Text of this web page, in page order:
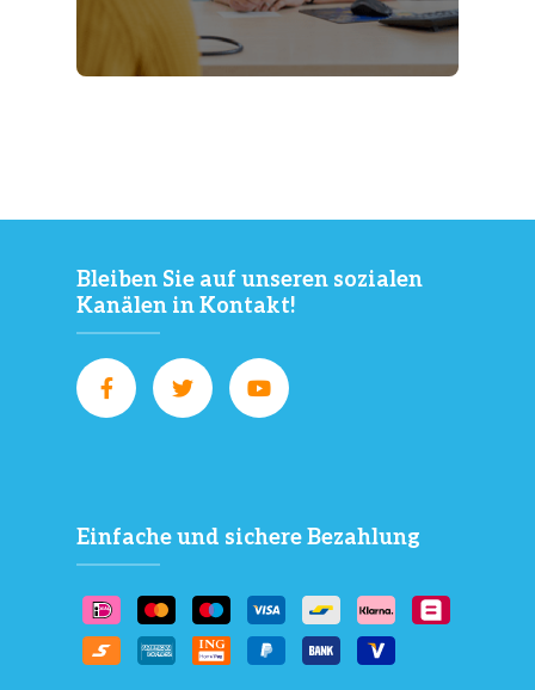
Bleiben Sie auf unseren sozialen
Kanälen in Kontakt!
Einfache und sichere Bezahlung